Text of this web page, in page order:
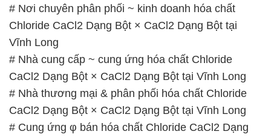
# Nơi chuyên phân phối ~ kinh doanh hóa chất
Chloride CaCl2 Dạng Bột × CaCl2 Dạng Bột tại
Vĩnh Long
# Nhà cung cấp ~ cung ứng hóa chất Chloride
CaCl2 Dạng Bột × CaCl2 Dạng Bột tại Vĩnh Long
# Nhà thương mại & phân phối hóa chất Chloride
CaCl2 Dạng Bột × CaCl2 Dạng Bột tại Vĩnh Long
# Cung ứng φ bán hóa chất Chloride CaCl2 Dạng